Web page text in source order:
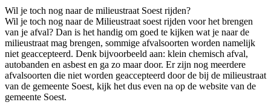
Wil je toch nog naar de milieustraat Soest rijden?
Wil je toch nog naar de Milieustraat soest rijden voor het brengen
van je afval? Dan is het handig om goed te kijken wat je naar de
milieustraat mag brengen, sommige afvalsoorten worden namelijk
niet geaccepteerd. Denk bijvoorbeeld aan: klein chemisch afval,
autobanden en asbest en ga zo maar door. Er zijn nog meerdere
afvalsoorten die niet worden geaccepteerd door de bij de milieustraat
van de gemeente Soest, kijk het dus even na op de website van de
gemeente Soest.